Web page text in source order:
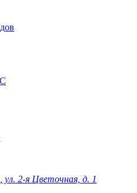
2-я Цветочная, д. 1